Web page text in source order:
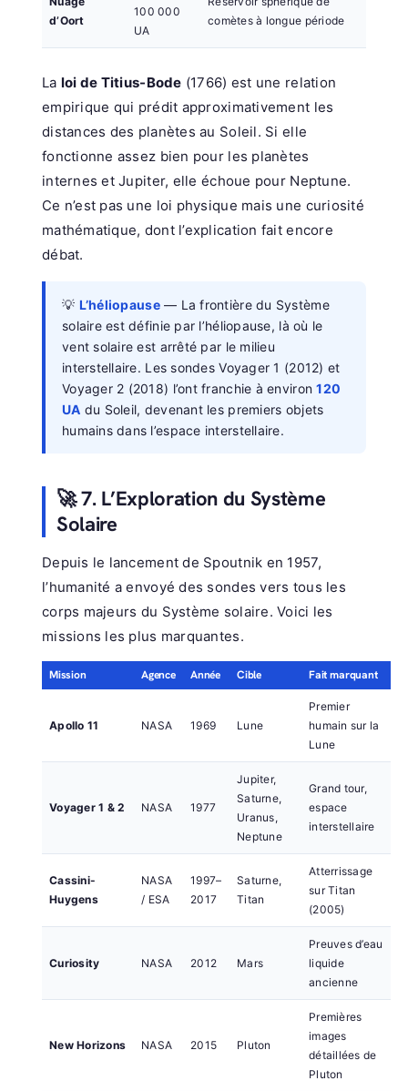
d’Oort
100 000
UA
comètes à longue période
La loi de Titius-Bode (1766) est une relation
empirique qui prédit approximativement les
distances des planètes au Soleil. Si elle
fonctionne assez bien pour les planètes
internes et Jupiter, elle échoue pour Neptune.
Ce n’est pas une loi physique mais une curiosité
mathématique, dont l’explication fait encore
débat.
💡 L’héliopause— La frontière du Système
solaire est définie par l’héliopause, là où le
vent solaire est arrêté par le milieu
interstellaire. Les sondes Voyager 1 (2012) et
Voyager 2 (2018) l’ont franchie à environ120
UA du Soleil, devenant les premiers objets
humains dans l’espace interstellaire.
🚀 7. L’Exploration du Système
Solaire
Depuis le lancement de Spoutnik en 1957,
l’humanité a envoyé des sondes vers tous les
corps majeurs du Système solaire. Voici les
missions les plus marquantes.
Mission Agence Année Cible Fait marquant
Apollo 11 NASA 1969 Lune
Premier
humain sur la
Lune
Voyager 1 & 2 NASA 1977
Jupiter,
Saturne,
Uranus,
Neptune
Grand tour,
espace
interstellaire
Cassini-
Huygens
NASA
/ ESA
1997–
2017
Saturne,
Titan
Atterrissage
sur Titan
(2005)
Curiosity NASA 2012 Mars
Preuves d’eau
liquide
ancienne
New Horizons NASA 2015 Pluton
Premières
images
détaillées de
Pluton